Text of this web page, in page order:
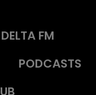
DELTA FM
PODCASTS